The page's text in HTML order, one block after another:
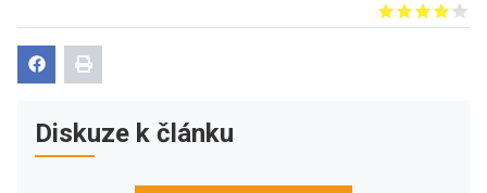
Give it 1/5
Give it 2/5
Give it 3/5
Give it 4/5
Give it 5/5
Diskuze k článku